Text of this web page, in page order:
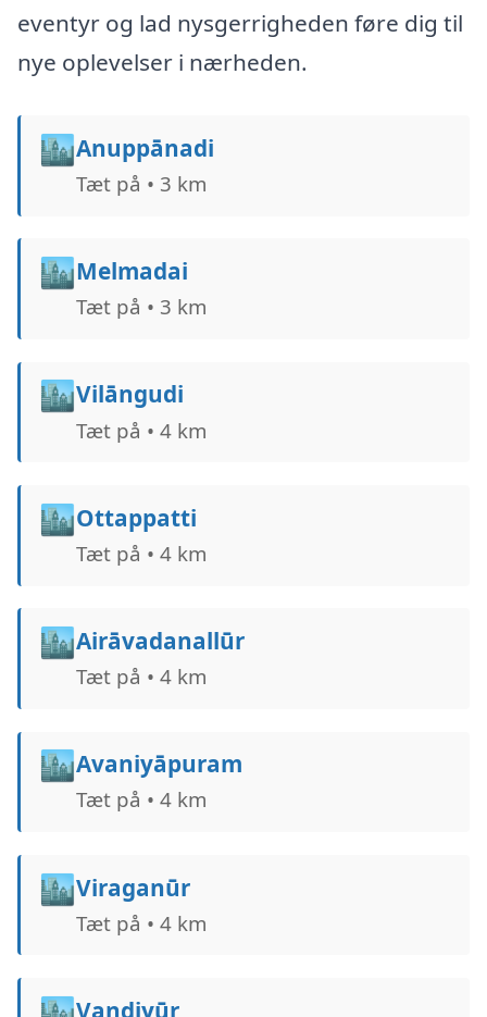
eventyr og lad nysgerrigheden føre dig til
nye oplevelser i nærheden.
🏙️Anuppānadi
Tæt på • 3 km
🏙️Melmadai
Tæt på • 3 km
🏙️Vilāngudi
Tæt på • 4 km
🏙️Ottappatti
Tæt på • 4 km
🏙️Airāvadanallūr
Tæt på • 4 km
🏙️Avaniyāpuram
Tæt på • 4 km
🏙️Viraganūr
Tæt på • 4 km
Vandiyūr